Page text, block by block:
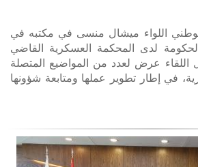
اللواء ميشال منسى في مكتبه في
لدى المحكمة العسكرية القاضي
اللقاء عرض لعدد من المواضيع المتصلة
في إطار تطوير عملها ومتابعة شؤونها